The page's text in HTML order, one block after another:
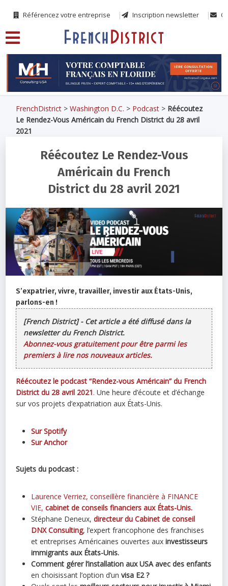
Référencez votre entreprise Inscription newsletter
FrenchDistrict >Washington D.C. > Podcast > Réécoutez
Le Rendez-Vous Américain du French District du 28 avril
2021
Réécoutez Le Rendez-Vous
Américain du French
District du 28 avril 2021
S’expatrier, vivre, travailler, investir aux États-Unis,
parlons-en !
[French District] - Cet article a été diffusé dans la
newsletter du French District.
Abonnez-vous gratuitement pour être parmi les
premiers à lire nos nouveaux articles.
Réécoutez le podcast “Rendez-vous Américain” du French
District du 28 avril 2021. Une heure d’écoute et d’échange
sur vos projets d’expatriation aux États-Unis.
Sur Spotify
Sur Anchor
Sujets du podcast :
Laurence Verriez, conseillère financière à FINANCE
VIE,cabinet de conseils financiers aux États-Unis.
Stéphane Deneux,directeur du Cabinet de conseil
DNX Consulting, l’expert francophone des franchises
et entreprises Américaines ouvertes auxinvestisseurs
immigrants aux États-Unis.
Comment gérer l’installation aux USA avec des enfants
en choisissant l’option d’un visa E2 ?